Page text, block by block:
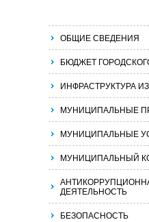
ОБЩИЕ СВЕДЕНИЯ
БЮДЖЕТ
ИНФРАСТРУКТУРА
МУНИЦИПАЛЬНЫЕ
МУНИЦИПАЛЬНЫЕ
МУНИЦИПАЛЬНЫЙ
ДЕЯТЕЛЬНОСТЬ
БЕЗОПАСНОСТЬ